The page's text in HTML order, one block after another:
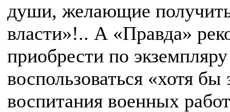
души, желающие получить
власти»!.. А «Правда»
приобрести по
воспользоваться «хотя
воспитания военных